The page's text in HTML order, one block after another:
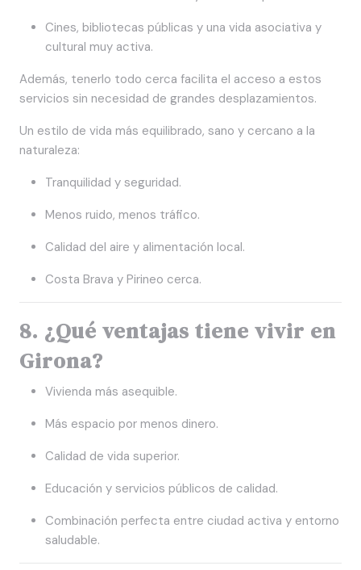
Cines, bibliotecas públicas y una vida asociativa y
cultural muy activa.
Además, tenerlo todo cerca facilita el acceso a estos
servicios sin necesidad de grandes desplazamientos.
Un estilo de vida más equilibrado, sano y cercano a la
naturaleza:
Tranquilidad y seguridad.
Menos ruido, menos tráfico.
Calidad del aire y alimentación local.
Costa Brava y Pirineo cerca.
8. ¿Qué ventajas tiene vivir en
Girona?
Vivienda más asequible.
Más espacio por menos dinero.
Calidad de vida superior.
Educación y servicios públicos de calidad.
Combinación perfecta entre ciudad activa y entorno
saludable.